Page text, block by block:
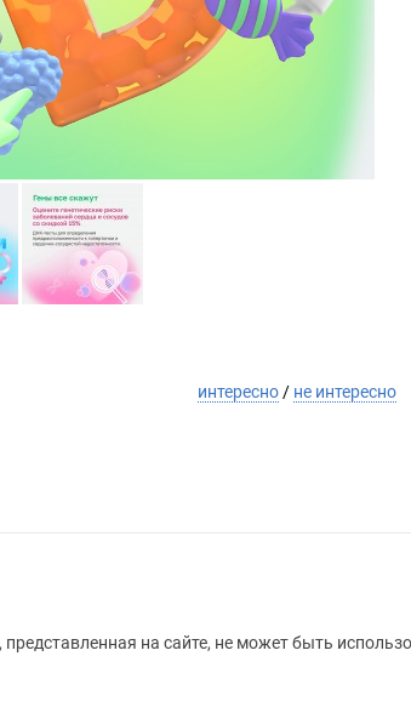
интересно / не интересно
на сайте, не может быть